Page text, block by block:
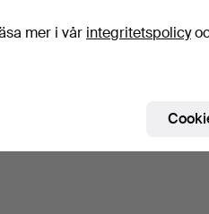
mer i vår integritetspolicy